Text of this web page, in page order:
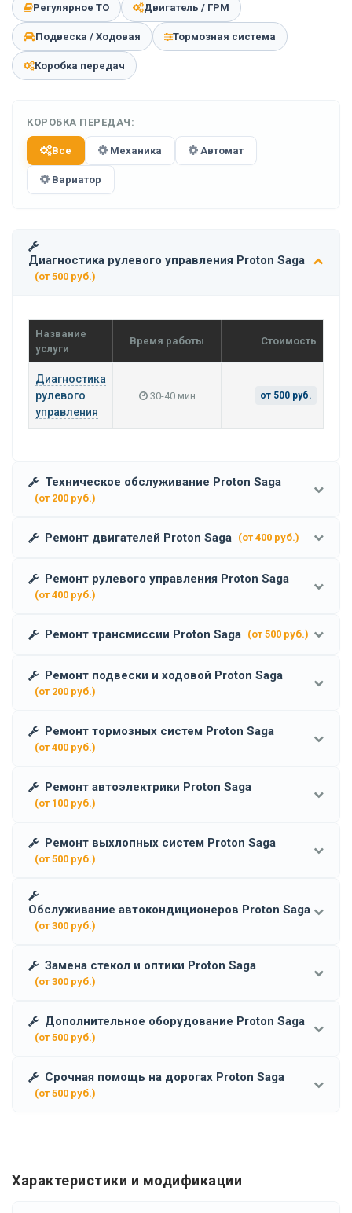
Регулярное ТО Двигатель / ГРМ
Подвеска / Ходовая Тормозная система
Коробка передач
КОРОБКА ПЕРЕДАЧ:
Все Механика Автомат
Вариатор
Диагностика рулевого управления Proton Saga
(от 500 руб.)
Название
услуги
Время работы Стоимость
Диагностика
рулевого
управления
30-40 мин от 500 руб.
Техническое обслуживание Proton Saga
(от 200 руб.)
Ремонт двигателей Proton Saga (от 400 руб.)
Ремонт рулевого управления Proton Saga
(от 400 руб.)
Ремонт трансмиссии Proton Saga (от 500 руб.)
Ремонт подвески и ходовой Proton Saga
(от 200 руб.)
Ремонт тормозных систем Proton Saga
(от 400 руб.)
Ремонт автоэлектрики Proton Saga
(от 100 руб.)
Ремонт выхлопных систем Proton Saga
(от 500 руб.)
Обслуживание автокондиционеров Proton Saga
(от 300 руб.)
Замена стекол и оптики Proton Saga
(от 300 руб.)
Дополнительное оборудование Proton Saga
(от 500 руб.)
Срочная помощь на дорогах Proton Saga
(от 500 руб.)
Характеристики и модификации